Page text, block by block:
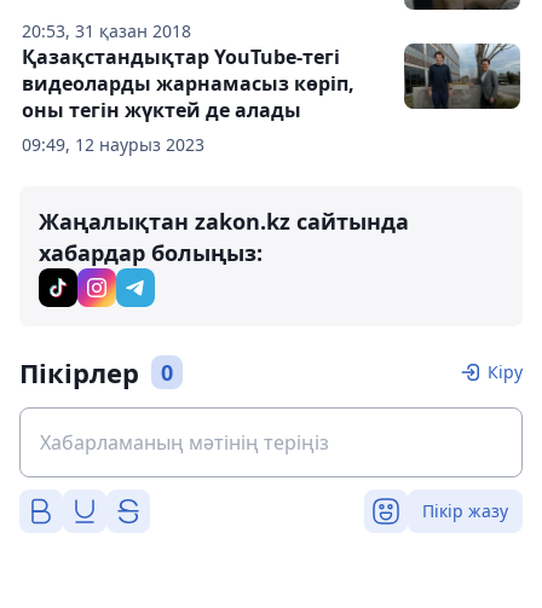
20:53, 31 қазан 2018
09:49, 12 наурыз 2023
Қазақстандықтар YouTube-тегі
видеоларды жарнамасыз көріп,
оны тегін жүктей де алады
Жаңалықтан zakon.kz сайтында
хабардар болыңыз:
Пікірлер 0 Кіру
Пікір жазу